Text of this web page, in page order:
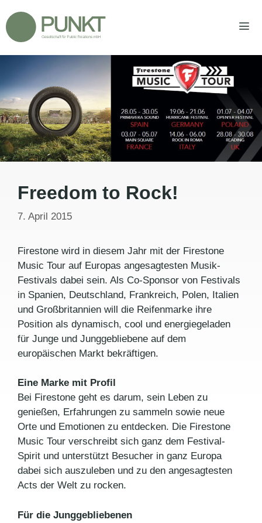
Inhalt
springen
Freedom to Rock!
7. April 2015
Firestone wird in diesem Jahr mit der Firestone
Music Tour auf Europas angesagtesten Musik-
Festivals dabei sein. Als Co-Sponsor von Festivals
in Spanien, Deutschland, Frankreich, Polen, Italien
und Großbritannien will die Reifenmarke ihre
Position als dynamisch, cool und energiegeladen
für Junge und Junggebliebene auf dem
europäischen Markt bekräftigen.
Eine Marke mit Profil
Bei Firestone geht es darum, sein Leben zu
genießen, Erfahrungen zu sammeln sowie neue
Orte und Emotionen zu entdecken. Die Firestone
Music Tour verschreibt sich ganz dem Festival-
Spirit und unterstützt Besucher in ganz Europa
dabei sich auszuleben und zu den angesagtesten
Acts der Welt zu rocken.
Für die Junggebliebenen